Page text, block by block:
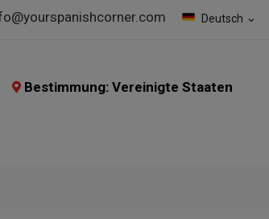
Deutsch expand_more
Bestimmung: Vereinigte Staaten